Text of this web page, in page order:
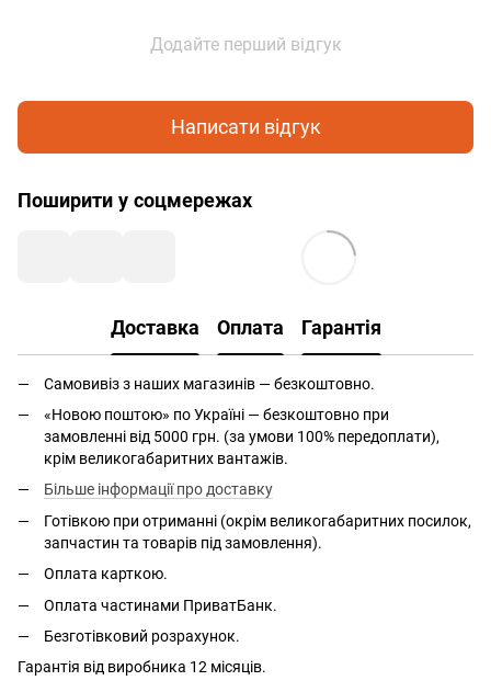
Додайте перший відгук
Написати відгук
Поширити у соцмережах
Доставка Оплата Гарантія
Самовивіз з наших магазинів — безкоштовно.
«Новою поштою» по Україні — безкоштовно при
замовленні від 5000 грн. (за умови 100% передоплати),
крім великогабаритних вантажів.
Більше інформації про доставку
Готівкою при отриманні (окрім великогабаритних посилок,
запчастин та товарів під замовлення).
Оплата карткою.
Оплата частинами ПриватБанк.
Безготівковий розрахунок.
Гарантія від виробника 12 місяців.